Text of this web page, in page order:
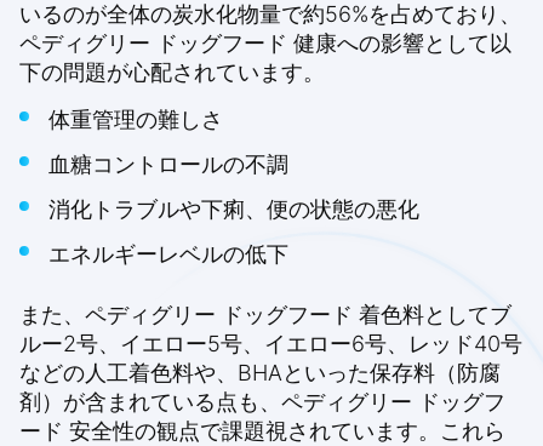
いるのが全体の炭水化物量で約56%を占めており、
ペディグリー ドッグフード 健康への影響として以
下の問題が心配されています。
体重管理の難しさ
血糖コントロールの不調
消化トラブルや下痢、便の状態の悪化
エネルギーレベルの低下
また、ペディグリー ドッグフード 着色料としてブ
ルー2号、イエロー5号、イエロー6号、レッド40号
などの人工着色料や、BHAといった保存料（防腐
剤）が含まれている点も、ペディグリー ドッグフ
ード 安全性の観点で課題視されています。これら